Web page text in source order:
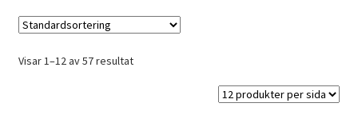
Visar 1–12 av 57 resultat